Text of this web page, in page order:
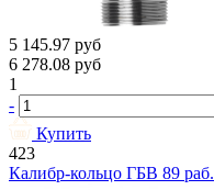
5 145.97 руб
6 278.08 руб
1
-
Купить
423
Калибр-кольцо ГБВ 89 раб.